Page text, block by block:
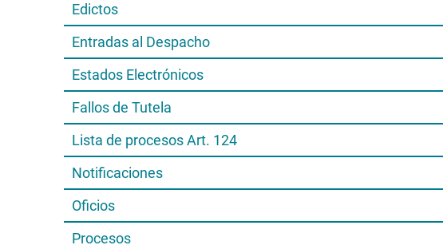
Edictos
Entradas al Despacho
Estados Electrónicos
Fallos de Tutela
Lista de procesos Art. 124
Notificaciones
Oficios
Procesos